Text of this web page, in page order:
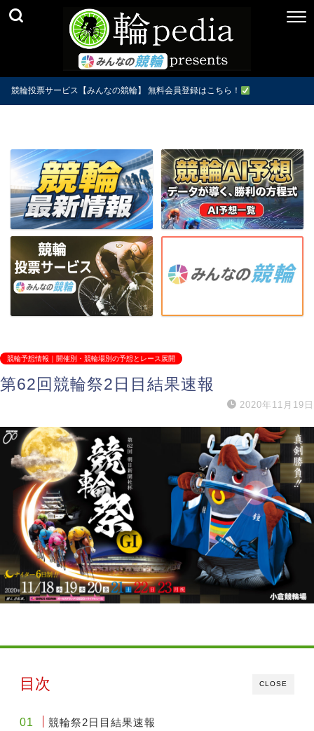
競輪投票サービス【みんなの競輪】 無料会員登録はこちら！
競輪予想情報｜開催別・競輪場別の予想とレース展開
第62回競輪祭2日目結果速報
2020年11月19日
CLOSE
目次
競輪祭2日目結果速報